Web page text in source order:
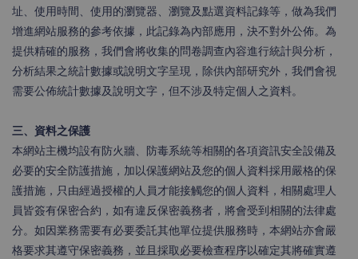
址、使用時間、使用的瀏覽器、瀏覽及點選資料記錄等，做為我們
增進網站服務的參考依據，此記錄為內部應用，決不對外公佈。為
提供精確的服務，我們會將收集的問卷調查內容進行統計與分析，
分析結果之統計數據或說明文字呈現，除供內部研究外，我們會視
需要公佈統計數據及說明文字，但不涉及特定個人之資料。
三、資料之保護
本網站主機均設有防火牆、防毒系統等相關的各項資訊安全設備及
必要的安全防護措施，加以保護網站及您的個人資料採用嚴格的保
護措施，只由經過授權的人員才能接觸您的個人資料，相關處理人
員皆簽有保密合約，如有違反保密義務者，將會受到相關的法律處
分。如因業務需要有必要委託其他單位提供服務時，本網站亦會嚴
格要求其遵守保密義務，並且採取必要檢查程序以確定其將確實遵